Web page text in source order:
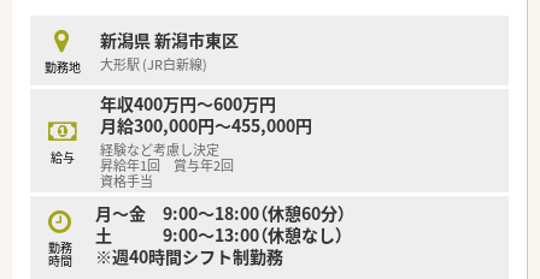
■県内に多数の店舗を展開しているため応援体制が整っており、
急な休みでも互いに助け合う風土があります。
■残業時間は１分単位で計算され手当が支給されるため、働いた
分だけしっかりと給与に反映される仕組みです。
【職場環境と雰囲気】
■２０代から３０代の若手薬剤師が多く活躍しており、活気があ
りながらも温かい雰囲気の職場環境と言えます。
■薬剤師や調剤事務の人員配置が手厚くなっているため、焦るこ
となく業務一つひとつに集中して取り組めます。
■産休や育休の取得率は100％を誇り、復帰後も育児短時間勤務
制度を利用して無理なく働き続けられます。
勤務地
新潟県 新潟市東区
大形駅 (JR白新線)
給与
年収400万円～600万円
月給300,000円～455,000円
経験など考慮し決定
昇給年1回 賞与年2回
資格手当
勤務
時間
月～金 9:00～18:00（休憩60分）
土 9:00～13:00（休憩なし）
※週40時間シフト制勤務